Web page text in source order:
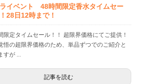
イベント 48時間限定香水タイムセー
28日12時まで！
限定タイムセール！！ 超限界価格にてご提供！
悟の超限界価格のため、単品ずつでのご紹介と
すが ...
記事を読む